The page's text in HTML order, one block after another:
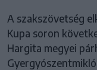
A szakszövetség
Kupa soron
Hargita megyei